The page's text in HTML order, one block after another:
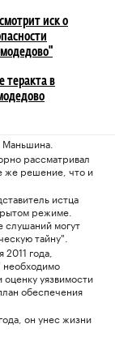
иск о
теракта в
Маньшина.
рассматривал
же решение, что и
истца
режиме.
слушаний могут
тайну".
года,
необходимо
уязвимости
обеспечения
он унес жизни